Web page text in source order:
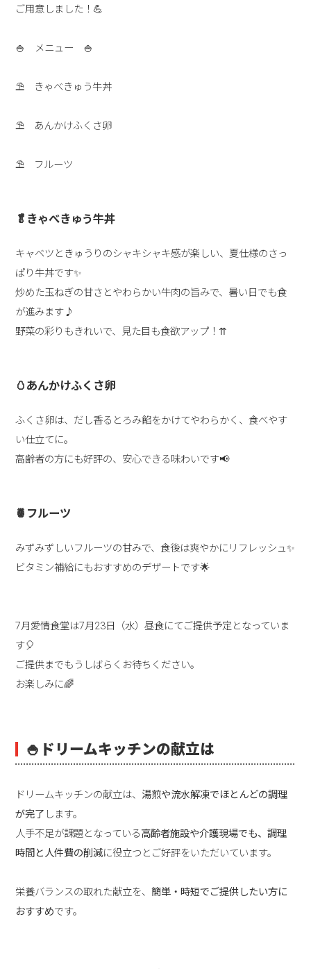
ご用意しました！💪
🍚 メニュー 🍚
⛱ きゃべきゅう牛丼
⛱ あんかけふくさ卵
⛱ フルーツ
🥬きゃべきゅう牛丼
キャベツときゅうりのシャキシャキ感が楽しい、夏仕様のさっ
ぱり牛丼です✨
炒めた玉ねぎの甘さとやわらかい牛肉の旨みで、暑い日でも食
が進みます♪
野菜の彩りもきれいで、見た目も食欲アップ！⇈
🥚あんかけふくさ卵
ふくさ卵は、だし香るとろみ餡をかけてやわらかく、食べやす
い仕立てに。
高齢者の方にも好評の、安心できる味わいです📢
🍍フルーツ
みずみずしいフルーツの甘みで、食後は爽やかにリフレッシュ✨
ビタミン補給にもおすすめのデザートです🌟
7月愛情食堂は7月23日（水）昼食にてご提供予定となっていま
す🎈
ご提供までもうしばらくお待ちください。
お楽しみに🌈
🍚 ドリームキッチンの献立は
ドリームキッチンの献立は、 湯煎や流水解凍でほとんどの調理
が完了 します。
人手不足が課題となっている高齢者施設や介護現場でも、調理
時間と人件費の削減に役立つとご好評をいただいています。
栄養バランスの取れた献立を、簡単・時短でご提供したい方に
おすすめです。